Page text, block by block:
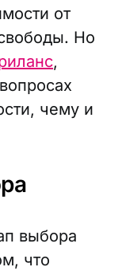
от
Но
,
чему и
выбора
что